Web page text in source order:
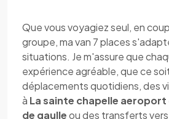
Que vous voyagiez seul, en
groupe, ma van 7 places
situations. Je m'assure que
expérience agréable, que ce
déplacements quotidiens, des
à La sainte chapelle aeroport
de gaulleou des transferts